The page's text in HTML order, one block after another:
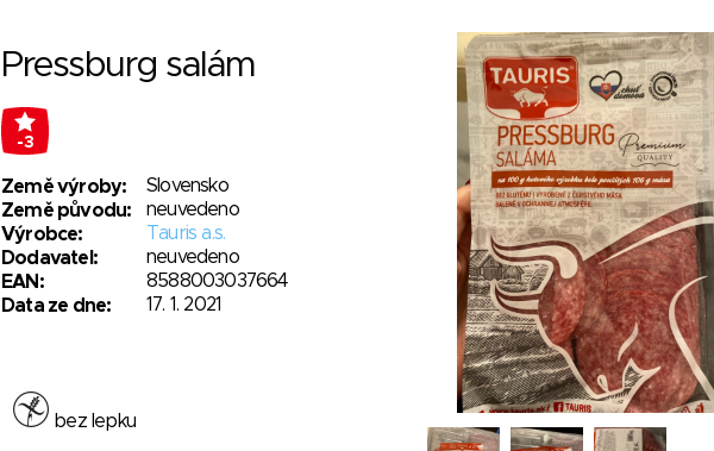
Pressburg salám
-3
Země výroby:
Slovensko
Země původu:
neuvedeno
Výrobce:
Tauris a.s.
Dodavatel:
neuvedeno
EAN:
8588003037664
Data ze dne:
17. 1. 2021
bez lepku